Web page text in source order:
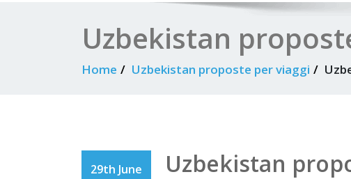
Uzbekistan
Home Uzbekistan proposte per viaggi
29th June
Uzbekistan